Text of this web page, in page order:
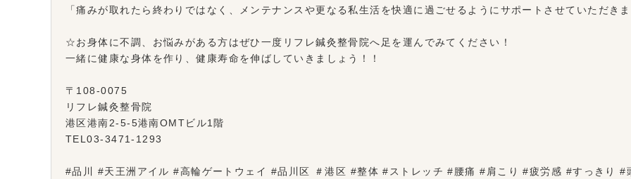
「痛みが取れたら終わりではなく、メンテナンスや更なる私生活を快適に過ごせるようにサポートさせていただき
☆お身体に不調、お悩みがある方はぜひ一度リフレ鍼灸整骨院へ足を運んでみてください！
一緒に健康な身体を作り、健康寿命を伸ばしていきましょう！！
〒108-0075
リフレ鍼灸整骨院
港区港南2-5-5港南OMTビル1階
TEL03-3471-1293
#品川 #天王洲アイル #高輪ゲートウェイ #品川区 ＃港区 #整体 #ストレッチ #腰痛 #肩こり #疲労感 #すっきり #